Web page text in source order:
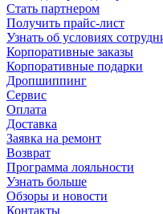
Стать партнером
Получить прайс-лист
Узнать об условиях
Корпоративные заказы
Корпоративные подарки
Дропшиппинг
Сервис
Оплата
Доставка
Заявка на ремонт
Возврат
Программа лояльности
Узнать больше
Обзоры и новости
Контакты